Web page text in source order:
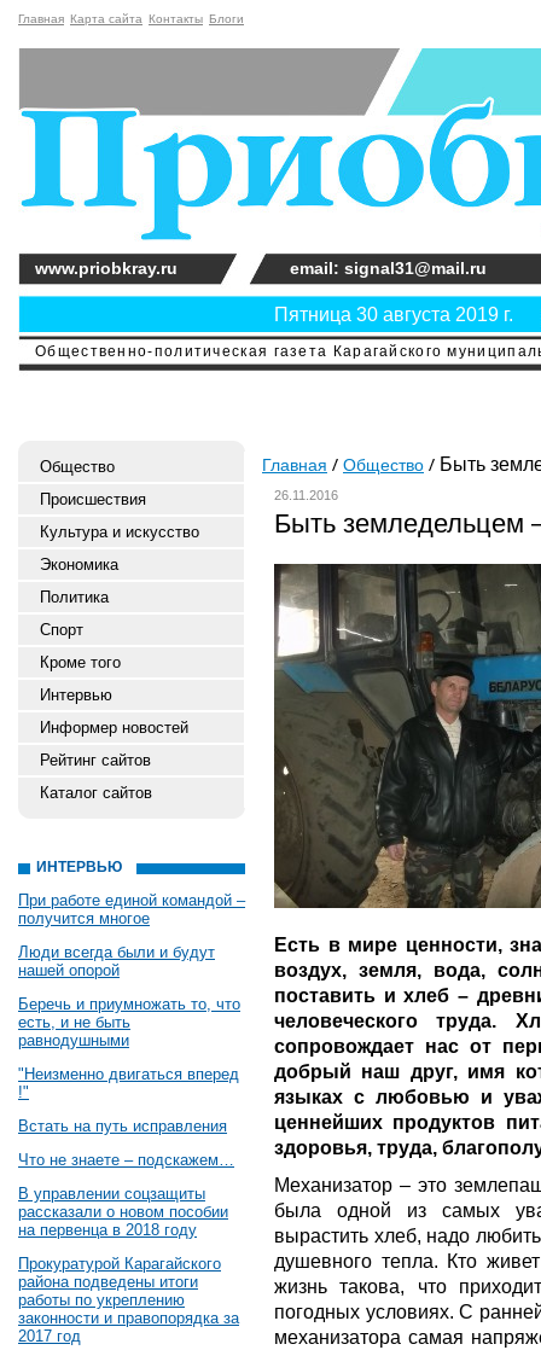
Главная Карта сайта Контакты Блоги
Общественно-политическая газета Карагайского
Пятница 30 августа 2019 г.
www.priobkray.ru email: signal31@mail.ru
Общество
Происшествия
Культура и искусство
Экономика
Политика
Спорт
Кроме того
Интервью
Информер новостей
Рейтинг сайтов
Каталог сайтов
ИНТЕРВЬЮ
При работе единой командой –
получится многое
Люди всегда были и будут
нашей опорой
Беречь и приумножать то, что
есть, и не быть
равнодушными
"Неизменно двигаться вперед
!"
Встать на путь исправления
Что не знаете – подскажем…
В управлении соцзащиты
рассказали о новом пособии
на первенца в 2018 году
Прокуратурой Карагайского
района подведены итоги
работы по укреплению
законности и правопорядка за
2017 год
Главная Общество Быть
26.11.2016
Быть земледельцем
Есть в мире ценности,
воздух, земля, вода,
поставить и хлеб –
человеческого труда.
сопровождает нас от
добрый наш друг, имя
языках с любовью и
ценнейших продуктов
здоровья, труда,
Механизатор – это
была одной из самых
вырастить хлеб, надо
душевного тепла. Кто
жизнь такова, что
погодных условиях. С
механизатора самая